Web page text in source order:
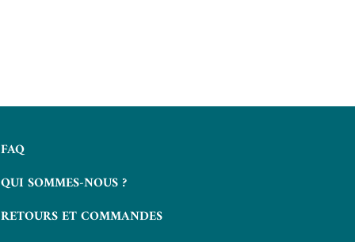
FAQ
QUI SOMMES-NOUS ?
RETOURS ET COMMANDES